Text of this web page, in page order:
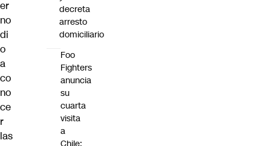
er
no
di
o
a
co
no
ce
r
las
decreta
arresto
domiciliario
Foo
Fighters
anuncia
su
cuarta
visita
a
Chile: